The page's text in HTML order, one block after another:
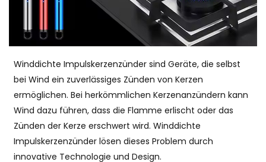
Winddichte Impulskerzenzünder sind Geräte, die selbst
bei Wind ein zuverlässiges Zünden von Kerzen
ermöglichen. Bei herkömmlichen Kerzenanzündern kann
Wind dazu führen, dass die Flamme erlischt oder das
Zünden der Kerze erschwert wird. Winddichte
Impulskerzenzünder lösen dieses Problem durch
innovative Technologie und Design.